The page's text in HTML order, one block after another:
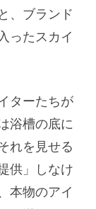
、ブランド
ったスカイ
ターたちが
浴槽の底に
れを見せる
供」しなけ
本物のアイ